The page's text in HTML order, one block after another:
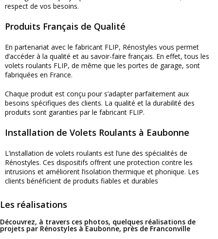
respect de vos besoins.
Produits Français de Qualité
En partenariat avec le fabricant FLIP, Rénostyles vous permet
d’accéder à la qualité et au savoir-faire français. En effet, tous les
volets roulants FLIP, de même que les portes de garage, sont
fabriquées en France.
Chaque produit est conçu pour s’adapter parfaitement aux
besoins spécifiques des clients. La qualité et la durabilité des
produits sont garanties par le fabricant FLIP.
Installation de Volets Roulants à Eaubonne
L’installation de volets roulants est l’une des spécialités de
Rénostyles. Ces dispositifs offrent une protection contre les
intrusions et améliorent l’isolation thermique et phonique. Les
clients bénéficient de produits fiables et durables
Les réalisations
Découvrez, à travers ces photos, quelques réalisations de
projets par Rénostyles à Eaubonne, près de Franconville